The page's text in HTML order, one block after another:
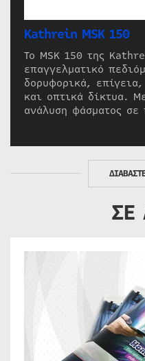
Kathrein MSK 150
Το MSK 150 της
επαγγελματικό
δορυφορικά,
και οπτικά δίκτυα.
ανάλυση φάσματος σε
ΣΕ